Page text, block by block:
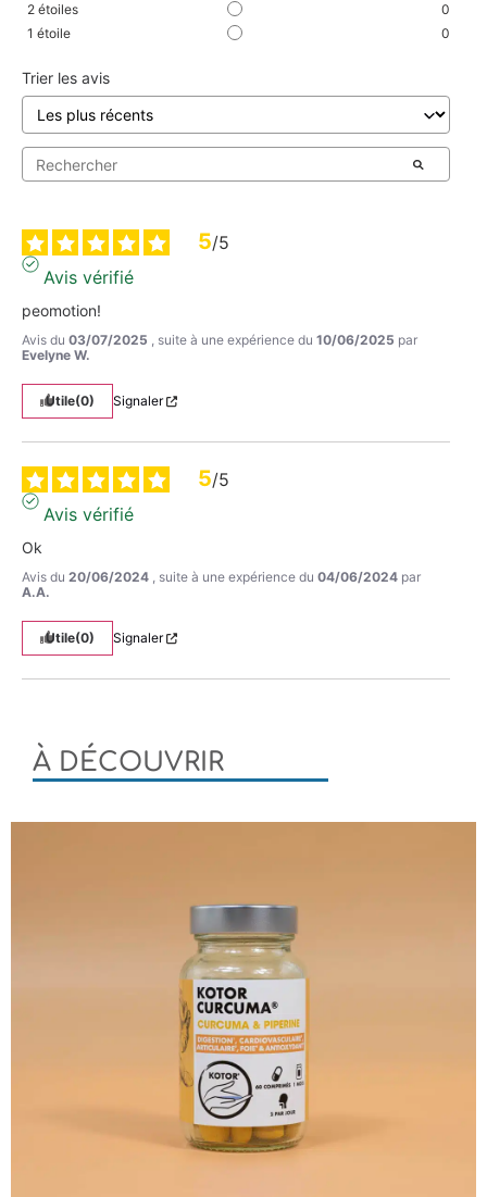
2 étoiles
0
1 étoile 0
Trier les avis
5/5
Avis vérifié
peomotion!
Avis du 03/07/2025 , suite à une expérience du 10/06/2025 par
Evelyne W.
Utile(0) Signaler
5/5
Avis vérifié
Ok
Avis du 20/06/2024 , suite à une expérience du 04/06/2024 par
A.A.
Utile(0) Signaler
À DÉCOUVRIR
Kotor® Curcuma
Des petits comprimés à base de curcuma, aussi
surnommé l’épice d’or, réputé pour ses vertus
antioxydantes, articulaires et digestives.